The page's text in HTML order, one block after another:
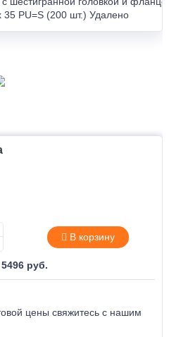
В корзину
5496 руб.
цены свяжитесь с нашим